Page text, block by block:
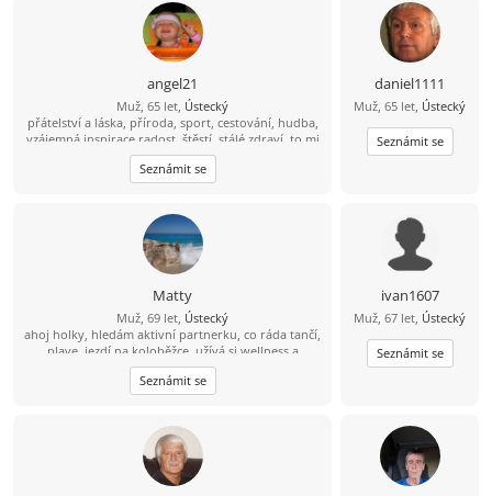
laskavý koníčky
výlety autem.
Procházky přírodou
a plavání nekouřím
abstinent C
angel21
Muž, 65 let, Ústecký
přátelství a láska, příroda, sport, cestování, hudba,
vzájemná inspirace,radost, štěstí, stálé zdraví, to mi
moje bytost stále praví
Seznámit se
daniel1111
Muž, 65 let, Ústecký
Seznámit se
Matty
Muž, 69 let, Ústecký
ahoj holky, hledám aktivní partnerku, co ráda tančí,
plave, jezdí na koloběžce, užívá si wellness a
saunových světů a když k moři, tak na konec
civilizace žádná přelidněná letoviska ;-)
Seznámit se
ivan1607
Muž, 67 let, Ústecký
Seznámit se